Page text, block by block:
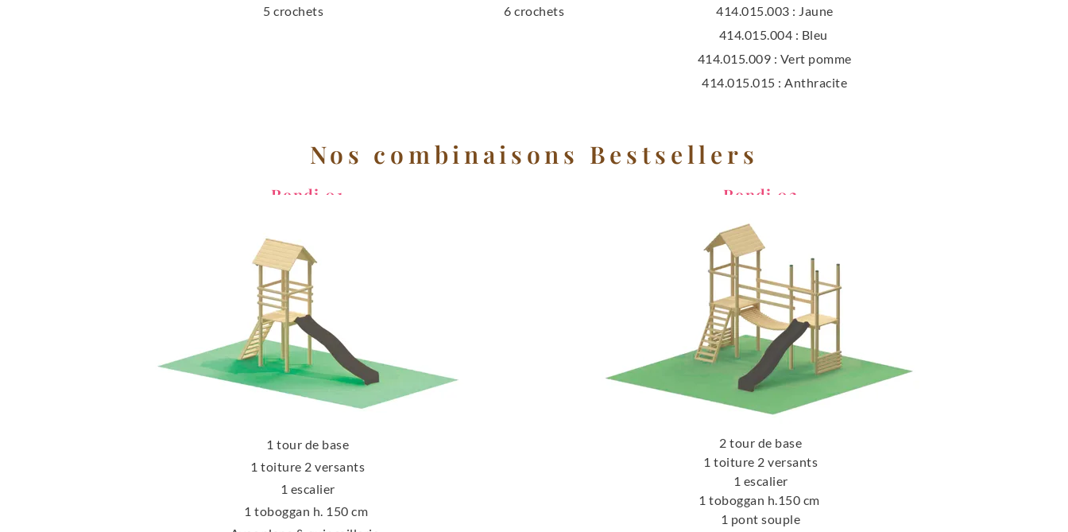
5 crochets
6 crochets
414.015.003 : Jaune
414.015.004 : Bleu
414.015.009 : Vert pomme
414.015.015 : Anthracite
Nos combinaisons Bestsellers
Rondi 01
1 tour de base
1 toiture 2 versants
1 escalier
1 toboggan h. 150 cm
Rondi 02
2 tour de base
1 toiture 2 versants
1 escalier
1 toboggan h.150 cm
1 pont souple